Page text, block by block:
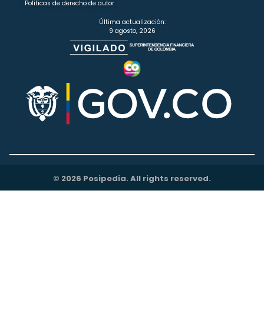
Políticas de derecho de autor
Última actualización:
9 agosto, 2026
© 2026 Posipedia. All rights reserved.